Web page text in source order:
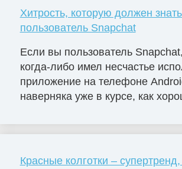
Хитрость, которую должен
пользователь Snapchat
Если вы пользователь
когда-либо имел несчастье
приложение на телефоне
наверняка уже в курсе, как
Красные колготки –